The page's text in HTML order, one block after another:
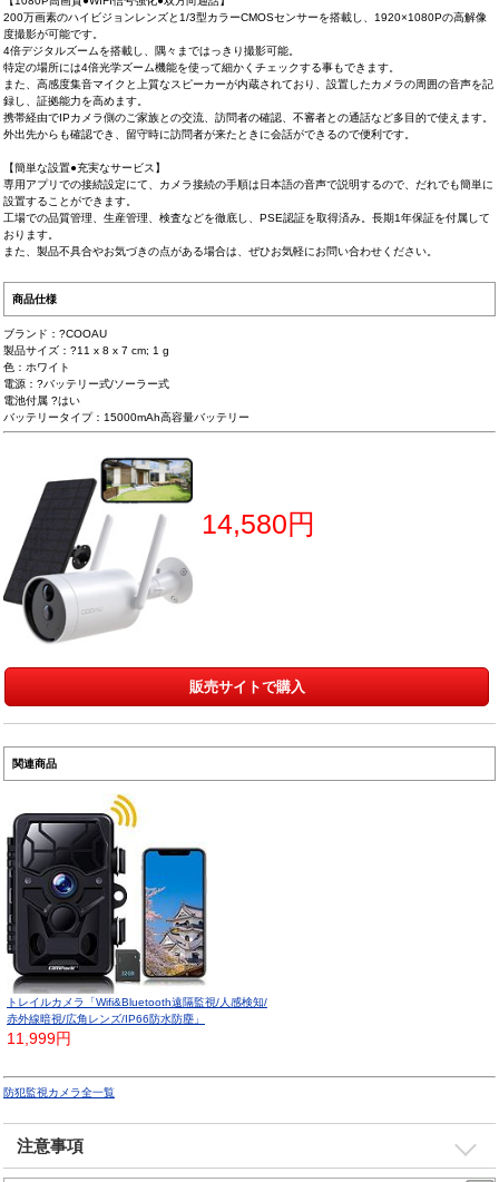
200万画素のハイビジョンレンズと1/3型カラーCMOSセンサーを搭載し、1920×1080Pの高解像
度撮影が可能です。
4倍デジタルズームを搭載し、隅々まではっきり撮影可能。
特定の場所には4倍光学ズーム機能を使って細かくチェックする事もできます。
また、高感度集音マイクと上質なスピーカーが内蔵されており、設置したカメラの周囲の音声を記
録し、証拠能力を高めます。
携帯経由でIPカメラ側のご家族との交流、訪問者の確認、不審者との通話など多目的で使えます。
外出先からも確認でき、留守時に訪問者が来たときに会話ができるので便利です。
【簡単な設置●充実なサービス】
専用アプリでの接続設定にて、カメラ接続の手順は日本語の音声で説明するので、だれでも簡単に
設置することができます。
工場での品質管理、生産管理、検査などを徹底し、PSE認証を取得済み。長期1年保証を付属して
おります。
また、製品不具合やお気づきの点がある場合は、ぜひお気軽にお問い合わせください。
商品仕様
ブランド：?COOAU
製品サイズ：?11 x 8 x 7 cm; 1 g
色：ホワイト
電源：?バッテリー式/ソーラー式
電池付属 ?はい
バッテリータイプ：15000mAh高容量バッテリー
14,580円
販売サイトで購入
関連商品
トレイルカメラ「Wifi&Bluetooth遠隔監視/人感検知/
赤外線暗視/広角レンズ/IP66防水防塵」
11,999円
防犯監視カメラ全一覧
注意事項